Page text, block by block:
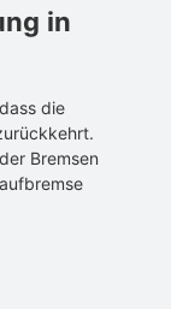
in
die
Bremsen